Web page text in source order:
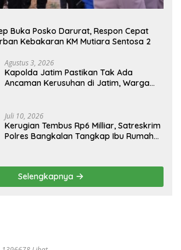
Buka Posko Darurat, Respon Cepat
Kebakaran KM Mutiara Sentosa 2
Agustus 3, 2026
Kapolda Jatim Pastikan Tak Ada
Ancaman Kerusuhan di Jatim, Warga
Juli 10, 2026
Kerugian Tembus Rp6 Milliar, Satreskrim
Polres Bangkalan Tangkap Ibu Rumah
Selengkapnya